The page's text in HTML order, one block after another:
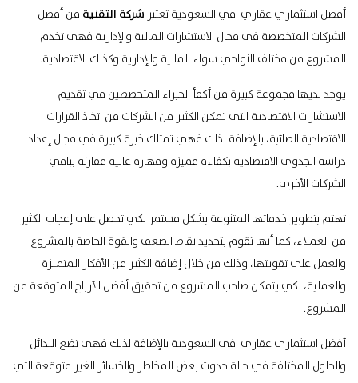
أفضل استثماري عقاري في السعودية تعتبر شركة التقنية من أفضل
الشركات المتخصصة في مجال الاستشارات المالية والإدارية فهي تخدم
المشروع من مختلف النواحي سواء المالية والإدارية وكذلك الاقتصادية.
يوجد لديها مجموعة كبيرة من أكفأ الخبراء المتخصصين في تقديم
الاستشارات الاقتصادية التي تمكن الكثير من الشركات من اتخاذ القرارات
الاقتصادية الصائبة، بالإضافة لذلك فهي تمتلك خبرة كبيرة في مجال إعداد
دراسة الجدوى الاقتصادية بكفاءة مميزة ومهارة عالية مقارنة بباقي
الشركات الأخرى.
تهتم بتطوير خدماتها المتنوعة بشكل مستمر لكي تحصل على إعجاب الكثير
من العملاء، كما أنها تقوم بتحديد نقاط الضعف والقوة الخاصة بالمشروع
والعمل على تقويتها، وذلك من خلال إضافة الكثير من الأفكار المتميزة
والعملية، لكي يتمكن صاحب المشروع من تحقيق أفضل الأرباح المتوقعة من
المشروع.
أفضل استثماري عقاري في السعودية بالإضافة لذلك فهي تضع البدائل
والحلول المختلفة في حالة حدوث بعض المخاطر والخسائر الغير متوقعة التي